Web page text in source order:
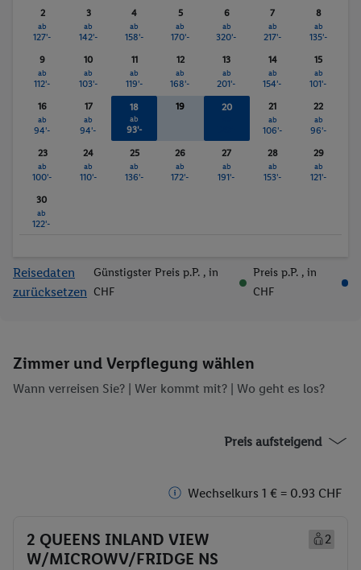
2
ab
127'-
3
ab
142'-
4
ab
158'-
5
ab
170'-
6
ab
320'-
7
ab
217'-
8
ab
135'-
9
ab
112'-
10
ab
103'-
11
ab
119'-
12
ab
168'-
13
ab
201'-
14
ab
154'-
15
ab
101'-
16
ab
94'-
17
ab
94'-
18
ab
93'-
19 20 21
ab
106'-
22
ab
96'-
23
ab
100'-
24
ab
110'-
25
ab
136'-
26
ab
172'-
27
ab
191'-
28
ab
153'-
29
ab
121'-
30
ab
122'-
Reisedaten
zurücksetzen
Günstigster Preis p.P. , in
CHF
Preis p.P., in
CHF
Zimmer und Verpflegung wählen
Wann verreisen Sie? | Wer kommt mit? | Wo geht es los?
Preis aufsteigend
Wechselkurs 1 € = 0.93 CHF
2 QUEENS INLAND VIEW
W/MICROWV/FRIDGE NS
2